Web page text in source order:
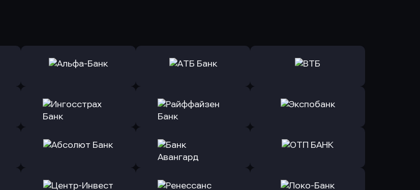
Оправить заявку
в Альфа-Банк
Оправить заявку
в АТБ Банк
Оправить заявку
Оправить заявку
Оправить заявку
в Райффайзен Банк
Оправить заявку
Оправить заявку
Оправить заявку
Оправить заявку